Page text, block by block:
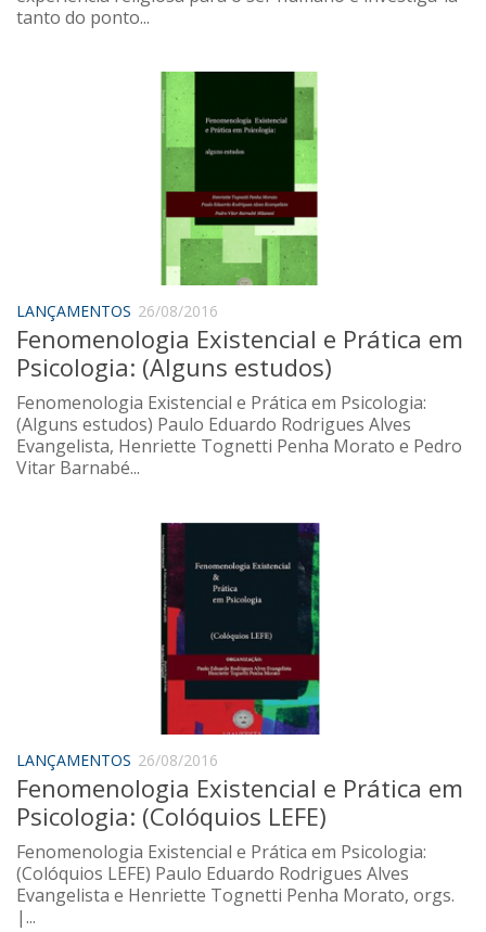
tanto do ponto...
LANÇAMENTOS 26/08/2016
Fenomenologia Existencial e Prática em
Psicologia: (Alguns estudos)
Fenomenologia Existencial e Prática em Psicologia:
(Alguns estudos) Paulo Eduardo Rodrigues Alves
Evangelista, Henriette Tognetti Penha Morato e Pedro
Vitar Barnabé...
LANÇAMENTOS 26/08/2016
Fenomenologia Existencial e Prática em
Psicologia: (Colóquios LEFE)
Fenomenologia Existencial e Prática em Psicologia:
(Colóquios LEFE) Paulo Eduardo Rodrigues Alves
Evangelista e Henriette Tognetti Penha Morato, orgs.
|...